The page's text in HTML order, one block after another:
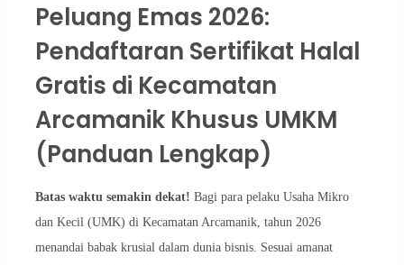
Peluang Emas 2026:
Pendaftaran Sertifikat Halal
Gratis di Kecamatan
Arcamanik Khusus UMKM
(Panduan Lengkap)
Batas waktu semakin dekat! Bagi para pelaku Usaha Mikro
dan Kecil (UMK) di Kecamatan Arcamanik, tahun 2026
menandai babak krusial dalam dunia bisnis. Sesuai amanat